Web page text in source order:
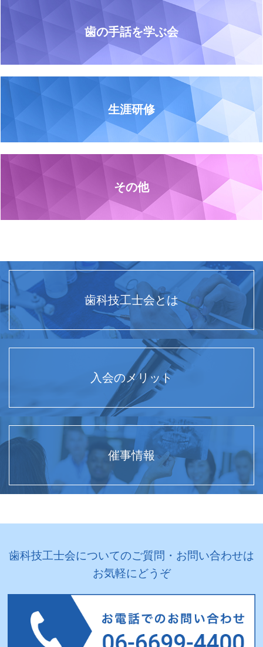
歯の手話を学ぶ会
生涯研修
その他
歯科技工士会とは
入会のメリット
催事情報
歯科技工士会についてのご質問・お問い合わせは
お気軽にどうぞ